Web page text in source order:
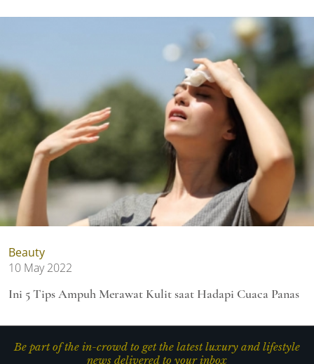
Beauty
10 May 2022
Ini 5 Tips Ampuh Merawat Kulit saat Hadapi Cuaca Panas
Be part of the in-crowd to get the latest luxury and lifestyle
news delivered to your inbox